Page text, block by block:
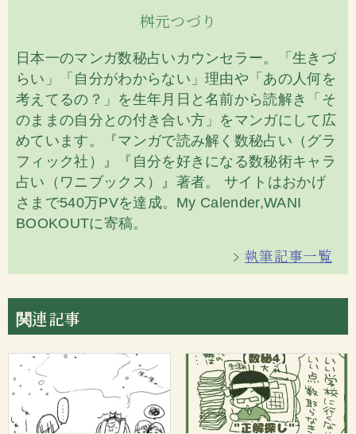
桝元つづり
日本一のマンガ数秘占いカウンセラー。「生きづ
らい」「自分がわからない」理由や「あの人何を
考えてるの？」を生年月日と名前から読解き「そ
のままの自分との付き合い方」をマンガにして広
めています。『マンガで読み解く数秘占い（グラ
フィック社）』『自分を好きになる数秘術キャラ
占い（ワニブックス）』著者。 サイトはおかげ
さまで540万PVを達成。My Calender,WANI
BOOKOUTに寄稿。
執筆記事一覧
関連記事